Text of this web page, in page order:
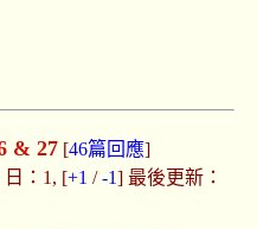
& 27[46篇回應]
日：1, [+1 /-1] 最後更新：